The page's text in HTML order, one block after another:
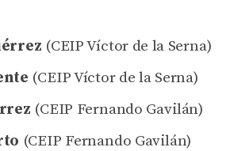
(CEIP Víctor de la Serna)
(CEIP Víctor de la Serna)
(CEIP Fernando Gavilán)
(CEIP Fernando Gavilán)